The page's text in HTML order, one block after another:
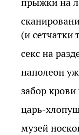
(и сетчатки
секс на
наполеон
забор
царь-
музей